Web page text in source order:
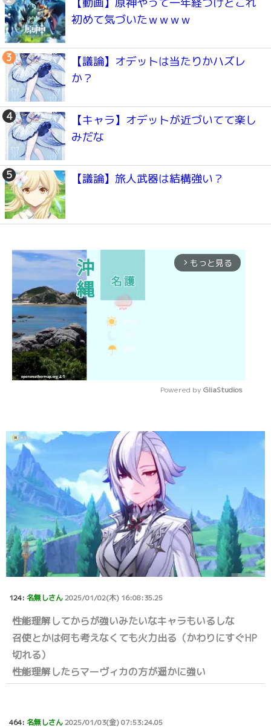
初めて気づいたｗｗｗｗ
【議論】オデットは当たりかハズレ
か？
【キャラ】オデットが近づいてて楽し
みだな
【議論】旅人武器は結構強い？
arrow_forward_ios もっと見る
Powered by GliaStudios
124: 名無しさん2025/01/02(木) 16:08:35.25
性能理解してからが強いみたいなキャラもいるしな
召使とかは何も考えなくても火力出る（かわりにすぐHP
切れる）
性能理解したらマーヴィカの方が遥かに強い
464: 名無しさん2025/01/03(金) 07:53:24.05